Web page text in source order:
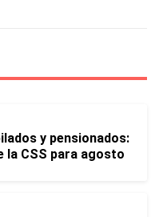
y pensionados:
la CSS para agosto